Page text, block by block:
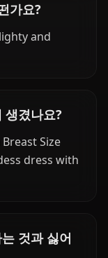
가요?
and
겼나요?
Size
dress with
것과 싫어